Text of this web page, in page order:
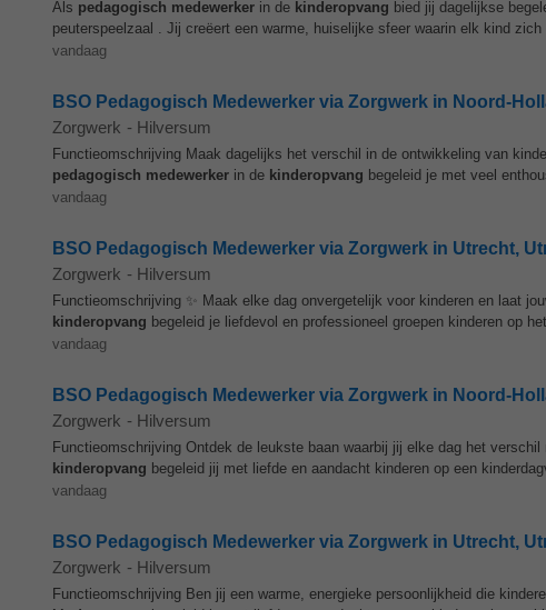
Als pedagogisch medewerker in de kinderopvang bied jij dagelijkse
peuterspeelzaal . Jij creëert een warme, huiselijke sfeer waarin elk kind
vandaag
BSO Pedagogisch Medewerker via Zorgwerk in Noord-
Zorgwerk - Hilversum
Functieomschrijving Maak dagelijks het verschil in de ontwikkeling van
pedagogisch medewerker in de kinderopvang begeleid je met veel
vandaag
BSO Pedagogisch Medewerker via Zorgwerk in Utrecht,
Zorgwerk - Hilversum
Functieomschrijving ✨ Maak elke dag onvergetelijk voor kinderen en laat
kinderopvang begeleid je liefdevol en professioneel groepen kinderen op
vandaag
BSO Pedagogisch Medewerker via Zorgwerk in Noord-
Zorgwerk - Hilversum
Functieomschrijving Ontdek de leukste baan waarbij jij elke dag het
kinderopvang begeleid jij met liefde en aandacht kinderen op een
vandaag
BSO Pedagogisch Medewerker via Zorgwerk in Utrecht,
Zorgwerk - Hilversum
Functieomschrijving Ben jij een warme, energieke persoonlijkheid die